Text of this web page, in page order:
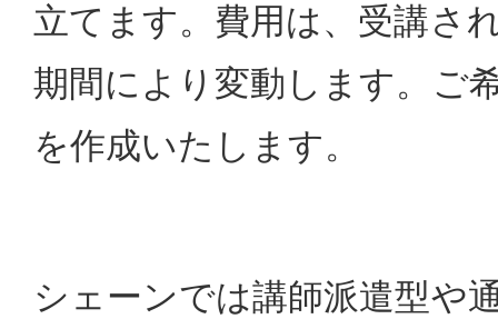
立てます。費用は、受講さ
期間により変動します。ご
を作成いたします。
シェーンでは講師派遣型や